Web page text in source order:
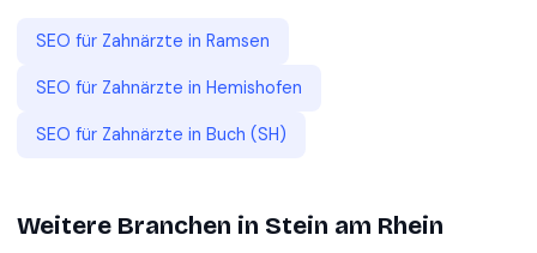
SEO für Zahnärzte in Ramsen
SEO für Zahnärzte in Hemishofen
SEO für Zahnärzte in Buch (SH)
Weitere Branchen in Stein am Rhein